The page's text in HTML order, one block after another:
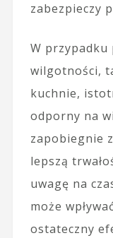
zabezpieczy
W przypadku
wilgotności,
kuchnie,
odporny na
zapobiegnie
lepszą
uwagę na
może
ostateczny